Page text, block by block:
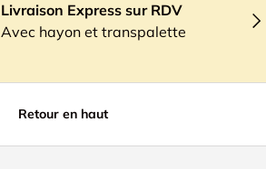
Livraison Express sur RDV
Avec hayon et transpalette
Retour en haut